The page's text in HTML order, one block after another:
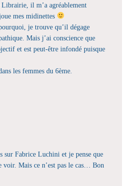
Librairie, il m’a agréablement
mes midinettes
je trouve qu’il dégage
Mais j’ai conscience que
et est peut-être infondé puisque
les femmes du 6ème.
sur Fabrice Luchini et je pense que
Mais ce n’est pas le cas… Bon